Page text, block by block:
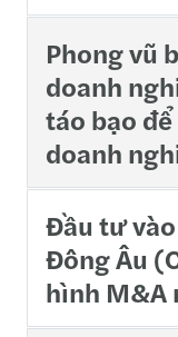
Phong vũ
doanh
táo bạo
doanh
Đầu tư
Đông Âu
hình